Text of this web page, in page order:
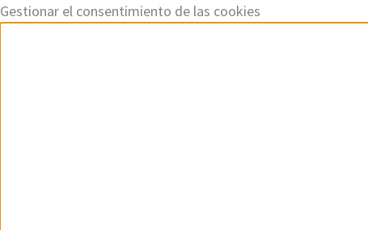
Gestionar el consentimiento de las cookies
Funcional
Preferencias
Estadísticas
Marketing
Ir